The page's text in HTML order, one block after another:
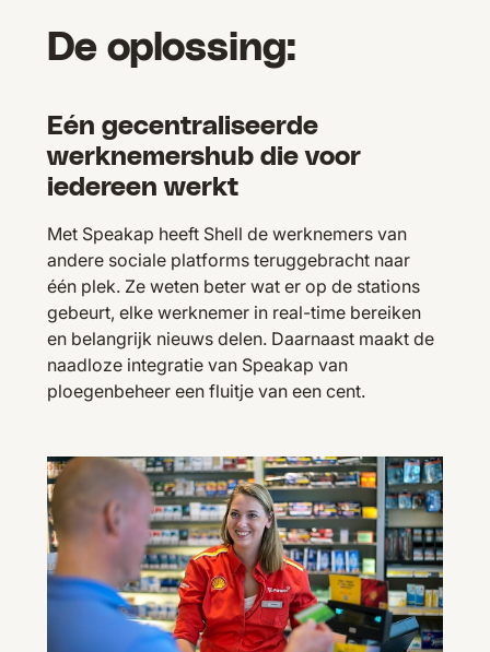
De oplossing:
Eén gecentraliseerde
werknemershub die voor
iedereen werkt
Met Speakap heeft Shell de werknemers van
andere sociale platforms teruggebracht naar
één plek. Ze weten beter wat er op de stations
gebeurt, elke werknemer in real-time bereiken
en belangrijk nieuws delen. Daarnaast maakt de
naadloze integratie van Speakap van
ploegenbeheer een fluitje van een cent.